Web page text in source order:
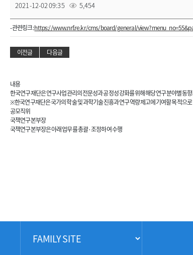
2021-12-02 09:35
5,454
- 관련링크 :https://www.nrf.re.kr/cms/board/general/
이전글 다음글
내용
한국연구재단은 연구사업관리의 전문성과 공정성 강화를 위해 해당 연구분야별
※한국연구재단은 국가의 학술 및 과학기술 진흥과 연구역량 제고에 기여할 목적으
공모직위
국책연구본부장
국책연구본부장은 아래 업무를 총괄·조정하여 수행